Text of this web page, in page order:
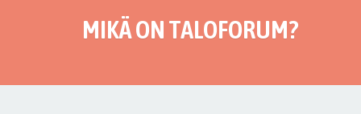
MIKÄ ON TALOFORUM?